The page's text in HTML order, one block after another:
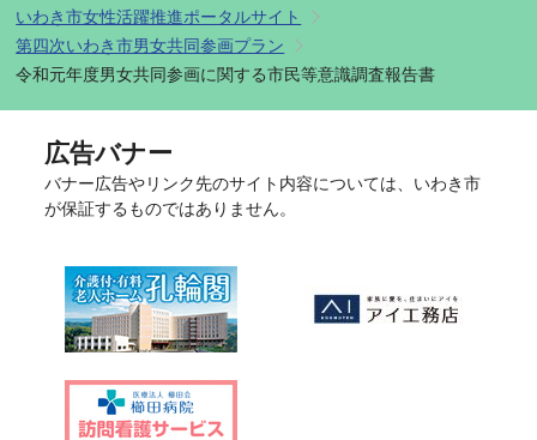
いわき市女性活躍推進ポータルサイト
第四次いわき市男女共同参画プラン
令和元年度男女共同参画に関する市民等意識調査報告書
広告バナー
バナー広告やリンク先のサイト内容については、いわき市
が保証するものではありません。